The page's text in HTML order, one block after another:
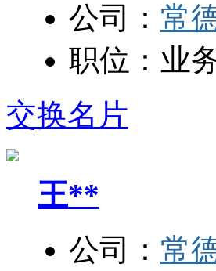
公司： 常
职位： 业
交换名片
王**
公司： 常